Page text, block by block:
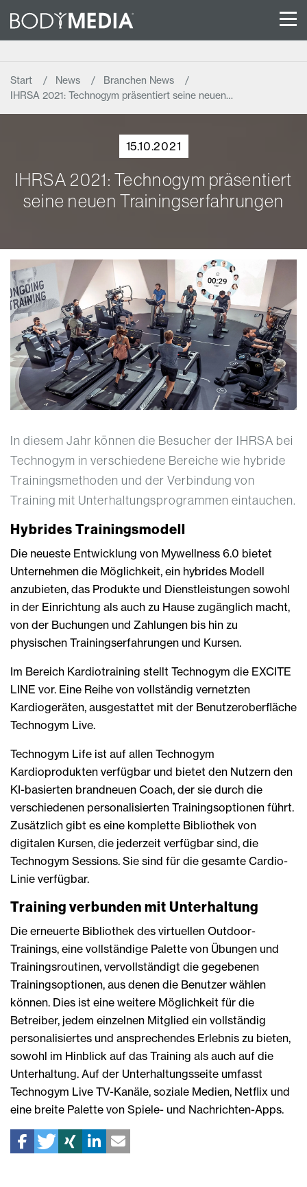
Start News
Branchen News
IHRSA 2021: Technogym präsentiert seine neuen…
15.10.2021
IHRSA 2021: Technogym präsentiert
seine neuen Trainingserfahrungen
In diesem Jahr können die Besucher der IHRSA bei
Technogym in verschiedene Bereiche wie hybride
Trainingsmethoden und der Verbindung von
Training mit Unterhaltungsprogrammen eintauchen.
Hybrides Trainingsmodell
Die neueste Entwicklung von Mywellness 6.0 bietet
Unternehmen die Möglichkeit, ein hybrides Modell
anzubieten, das Produkte und Dienstleistungen sowohl
in der Einrichtung als auch zu Hause zugänglich macht,
von der Buchungen und Zahlungen bis hin zu
physischen Trainingserfahrungen und Kursen.
Im Bereich Kardiotraining stellt Technogym die EXCITE
LINE vor. Eine Reihe von vollständig vernetzten
Kardiogeräten, ausgestattet mit der Benutzeroberfläche
Technogym Live.
Technogym Life ist auf allen Technogym
Kardioprodukten verfügbar und bietet den Nutzern den
KI-basierten brandneuen Coach, der sie durch die
verschiedenen personalisierten Trainingsoptionen führt.
Zusätzlich gibt es eine komplette Bibliothek von
digitalen Kursen, die jederzeit verfügbar sind, die
Technogym Sessions. Sie sind für die gesamte Cardio-
Linie verfügbar.
Training verbunden mit Unterhaltung
Die erneuerte Bibliothek des virtuellen Outdoor-
Trainings, eine vollständige Palette von Übungen und
Trainingsroutinen, vervollständigt die gegebenen
Trainingsoptionen, aus denen die Benutzer wählen
können. Dies ist eine weitere Möglichkeit für die
Betreiber, jedem einzelnen Mitglied ein vollständig
personalisiertes und ansprechendes Erlebnis zu bieten,
sowohl im Hinblick auf das Training als auch auf die
Unterhaltung. Auf der Unterhaltungsseite umfasst
Technogym Live TV-Kanäle, soziale Medien, Netflix und
eine breite Palette von Spiele- und Nachrichten-Apps.